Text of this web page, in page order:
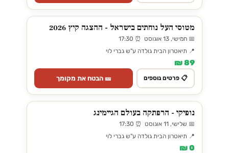
מטוסי העל נוחתים בישראל - ההצגה קיץ 2026
📅 חמישי, 13 אוגוסט ⏰ 17:30
📍 תיאטרון הבית גולדה ע"ש גברי לוי
89 ₪
📋 פרטים נוספים 🎫 הבטח את מקומך
נופיקי - הרפתקה בעולם הגיימינג
📅 שלישי, 11 אוגוסט ⏰ 17:30
📍 תיאטרון הבית גולדה ע"ש גברי לוי
0 ₪